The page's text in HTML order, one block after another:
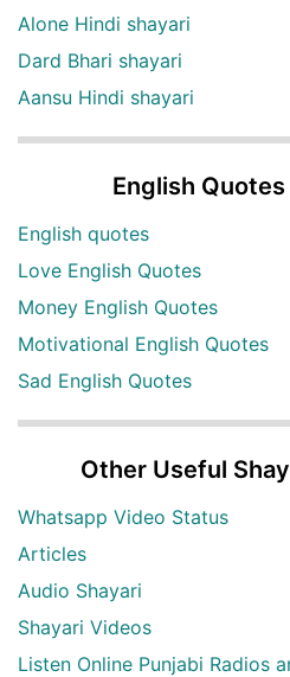
Alone Hindi shayari
Dard Bhari shayari
Aansu Hindi shayari
English
English quotes
Love English Quotes
Money English Quotes
Motivational English Quotes
Sad English Quotes
Other Useful
Whatsapp Video Status
Articles
Audio Shayari
Shayari Videos
Listen Online Punjabi Radios